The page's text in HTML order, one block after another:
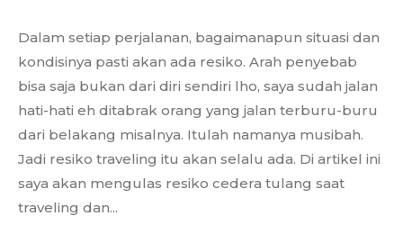
Dalam setiap perjalanan, bagaimanapun situasi dan
kondisinya pasti akan ada resiko. Arah penyebab
bisa saja bukan dari diri sendiri lho, saya sudah jalan
hati-hati eh ditabrak orang yang jalan terburu-buru
dari belakang misalnya. Itulah namanya musibah.
Jadi resiko traveling itu akan selalu ada. Di artikel ini
saya akan mengulas resiko cedera tulang saat
traveling dan...